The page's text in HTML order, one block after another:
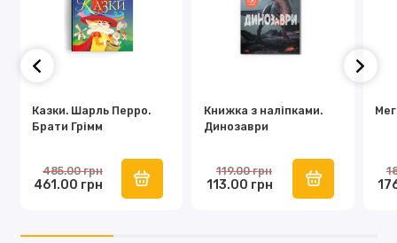
Казки. Шарль Перро.
Брати Грімм
461.00 грн
485.00 грн
Книжка з наліпками.
Динозаври
113.00 грн
119.00 грн